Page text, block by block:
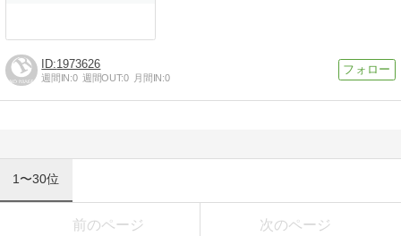
1973626
週間IN:0 週間OUT:0 月間IN:0
1〜30位
前のページ 次のページ